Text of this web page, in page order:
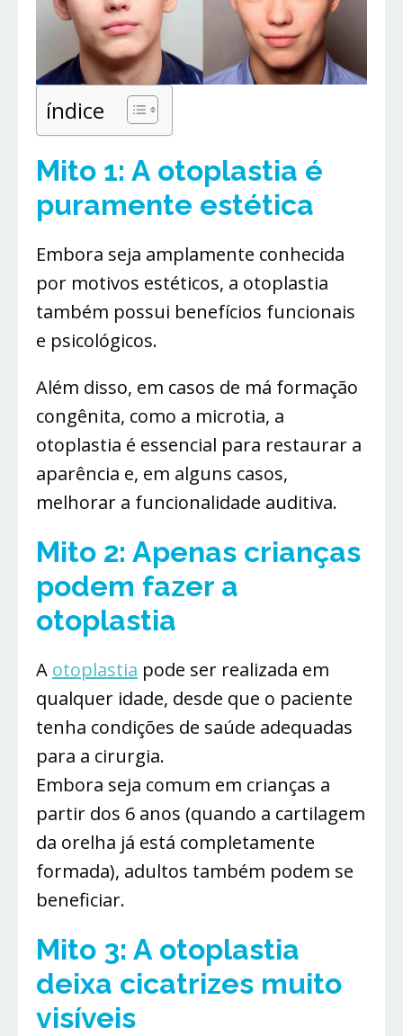
índice
Mito 1: A otoplastia é
puramente estética
Embora seja amplamente conhecida
por motivos estéticos, a otoplastia
também possui benefícios funcionais
e psicológicos.
Além disso, em casos de má formação
congênita, como a microtia, a
otoplastia é essencial para restaurar a
aparência e, em alguns casos,
melhorar a funcionalidade auditiva.
Mito 2: Apenas crianças
podem fazer a
otoplastia
A otoplastia pode ser realizada em
qualquer idade, desde que o paciente
tenha condições de saúde adequadas
para a cirurgia.
Embora seja comum em crianças a
partir dos 6 anos (quando a cartilagem
da orelha já está completamente
formada), adultos também podem se
beneficiar.
Mito 3: A otoplastia
deixa cicatrizes muito
visíveis